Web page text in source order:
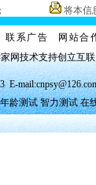
将本信
联系广告
网站合
网技术支持创立互
E-
龄测试 智力测试 在